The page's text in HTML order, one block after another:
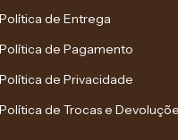
Política de Entrega
Política de Pagamento
Política de Privacidade
Política de Trocas e